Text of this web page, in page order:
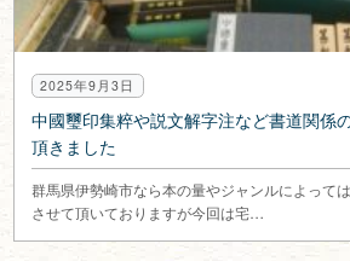
2025年9月3日
中國璽印集粹や説文解字注など書道関係
頂きました
群馬県伊勢崎市なら本の量やジャンルによって
させて頂いておりますが今回は宅…